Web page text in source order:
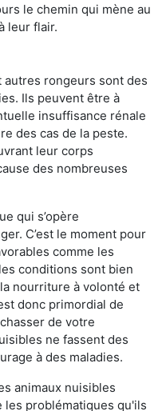
le chemin qui mène au
leur flair.
rongeurs sont des
Ils peuvent être à
insuffisance rénale
des cas de la peste.
leur corps
des nombreuses
qui s’opère
C’est le moment pour
comme les
conditions sont bien
nourriture à volonté et
donc primordial de
de votre
ne fassent des
à des maladies.
animaux nuisibles
problématiques qu'ils